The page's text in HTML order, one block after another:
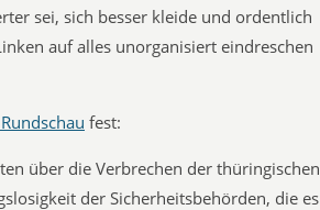
sei, sich besser kleide und ordentlich
auf alles unorganisiert eindreschen
fest:
über die Verbrechen der thüringischen
der Sicherheitsbehörden, die es